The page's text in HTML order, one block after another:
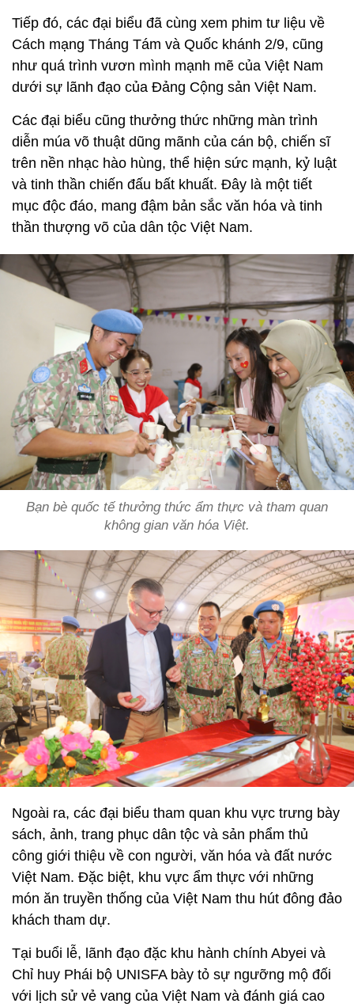
Tiếp đó, các đại biểu đã cùng xem phim tư liệu về
Cách mạng Tháng Tám và Quốc khánh 2/9, cũng
như quá trình vươn mình mạnh mẽ của Việt Nam
dưới sự lãnh đạo của Đảng Cộng sản Việt Nam.
Các đại biểu cũng thưởng thức những màn trình
diễn múa võ thuật dũng mãnh của cán bộ, chiến sĩ
trên nền nhạc hào hùng, thể hiện sức mạnh, kỷ luật
và tinh thần chiến đấu bất khuất. Đây là một tiết
mục độc đáo, mang đậm bản sắc văn hóa và tinh
thần thượng võ của dân tộc Việt Nam.
Bạn bè quốc tế thưởng thức ẩm thực và tham quan
không gian văn hóa Việt.
Ngoài ra, các đại biểu tham quan khu vực trưng bày
sách, ảnh, trang phục dân tộc và sản phẩm thủ
công giới thiệu về con người, văn hóa và đất nước
Việt Nam. Đặc biệt, khu vực ẩm thực với những
món ăn truyền thống của Việt Nam thu hút đông đảo
khách tham dự.
Tại buổi lễ, lãnh đạo đặc khu hành chính Abyei và
Chỉ huy Phái bộ UNISFA bày tỏ sự ngưỡng mộ đối
với lịch sử vẻ vang của Việt Nam và đánh giá cao